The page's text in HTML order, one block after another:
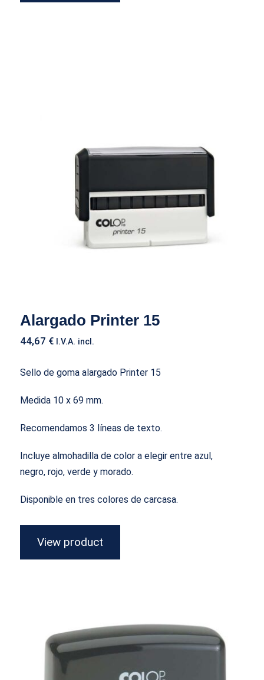
Alargado Printer 15
Alargado Printer 15
44,67 € I.V.A. incl.
Sello de goma alargado Printer 15
Medida 10 x 69 mm.
Recomendamos 3 líneas de texto.
Incluye almohadilla de color a elegir entre azul,
negro, rojo, verde y morado.
Disponible en tres colores de carcasa.
View product